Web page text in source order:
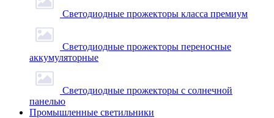
Светодиодные прожекторы класса премиум
Светодиодные прожекторы переносные
аккумуляторные
Светодиодные прожекторы с солнечной
панелью
Промышленные светильники